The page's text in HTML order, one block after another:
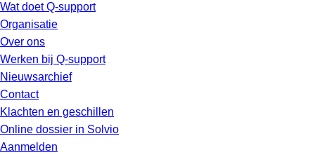
Wat doet Q-support
Organisatie
Over ons
Werken bij Q-support
Nieuwsarchief
Contact
Klachten en geschillen
Online dossier in Solvio
Aanmelden